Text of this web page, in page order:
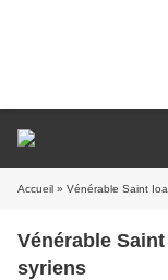
Accueil » Vénérable Saint
Vénérable
syriens